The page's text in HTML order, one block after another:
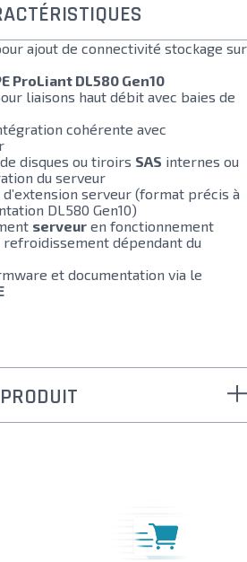
ajout de connectivité stockage sur
ProLiant DL580 Gen10
liaisons haut débit avec baies de
cohérente avec
disques ou tiroirs SAS internes ou
du serveur
serveur (format précis à
DL580 Gen10)
serveur en fonctionnement
refroidissement dépendant du
et documentation via le